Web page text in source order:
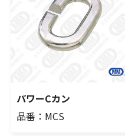
パワーCカン
品番：MCS